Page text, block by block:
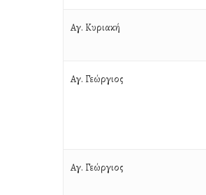
Αγ. Κυριακή
Αγ. Γεώργιος
Αγ. Γεώργιος